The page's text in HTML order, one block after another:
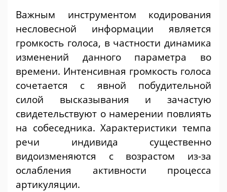
Важным инструментом кодирования
несловесной информации является
громкость голоса, в частности динамика
изменений данного параметра во
времени. Интенсивная громкость голоса
сочетается с явной побудительной
силой высказывания и зачастую
свидетельствуют о намерении повлиять
на собеседника. Характеристики темпа
речи индивида существенно
видоизменяются с возрастом из-за
ослабления активности процесса
артикуляции.